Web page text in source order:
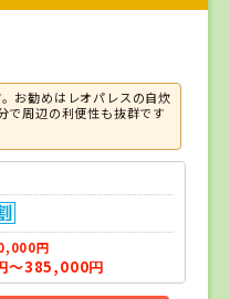
お勧めはレオパレスの自炊
で周辺の利便性も抜群です
円
～385,000円